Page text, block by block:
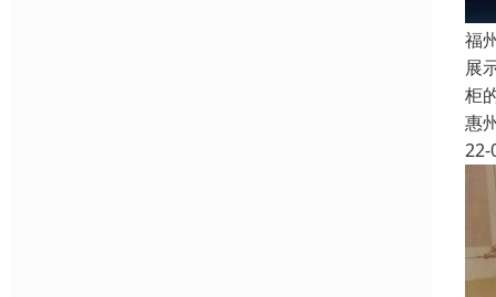
福
展
柜
惠
22-